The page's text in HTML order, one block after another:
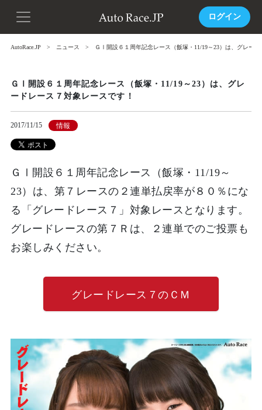
ログイン
AutoRace.JP ニュース ＧⅠ開設６１周年記念レース（飯塚・11/19～23）は、グレー
ＧⅠ開設６１周年記念レース（飯塚・11/19～23）は、グレ
ードレース７対象レースです！
2017/11/15 情報
ＧⅠ開設６１周年記念レース（飯塚・11/19～
23）は、第７レースの２連単払戻率が８０％にな
る「グレードレース７」対象レースとなります。
グレードレースの第７Ｒは、２連単でのご投票も
お楽しみください。
グレードレース７のＣＭ